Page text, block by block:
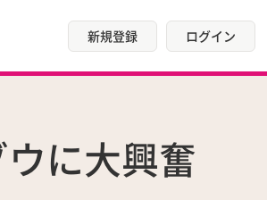
新規登録 ログイン
に大興奮